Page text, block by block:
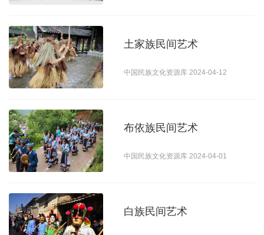
婚俗
婚恋习俗 婚庆用品
霓裳
传统服装
美丽装饰
味道
论酒品茶
土家族民间艺术
中国民族文化资源库 2024-04-12
布依族民间艺术
中国民族文化资源库 2024-04-01
白族民间艺术